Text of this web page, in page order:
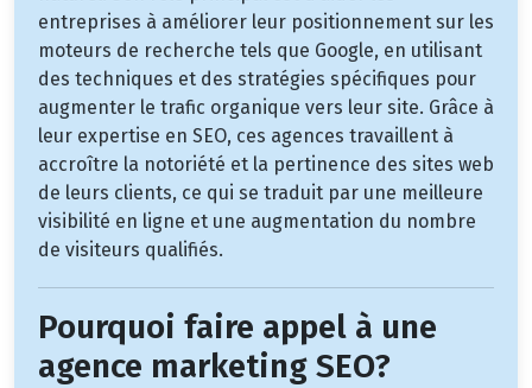
entreprises à améliorer leur positionnement sur les
moteurs de recherche tels que Google, en utilisant
des techniques et des stratégies spécifiques pour
augmenter le trafic organique vers leur site. Grâce à
leur expertise en SEO, ces agences travaillent à
accroître la notoriété et la pertinence des sites web
de leurs clients, ce qui se traduit par une meilleure
visibilité en ligne et une augmentation du nombre
de visiteurs qualifiés.
Pourquoi faire appel à une
agence marketing SEO?